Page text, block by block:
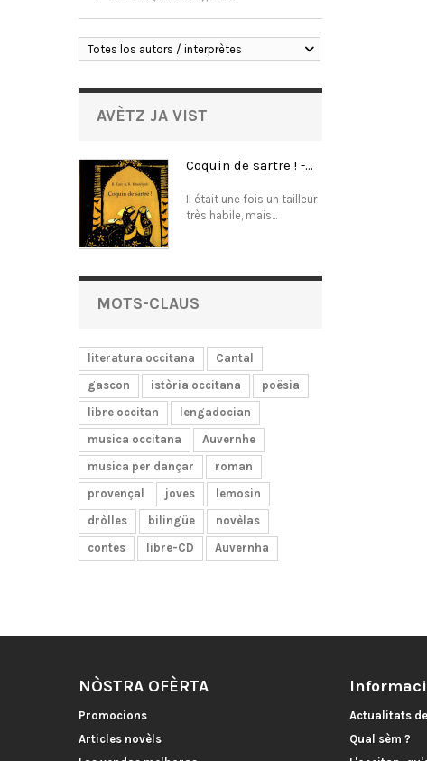
Totes los autors / interprètes
AVÈTZ JA VIST
Coquin de sartre ! -...
Il était une fois un tailleur
très habile, mais...
MOTS-CLAUS
literatura occitana
Cantal
gascon
istòria occitana
poësia
libre occitan
lengadocian
musica occitana
Auvernhe
musica per dançar
roman
provençal
joves
lemosin
dròlles
bilingüe
novèlas
contes
libre-CD Auvernha
NÒSTRA OFÈRTA
Promocions
Articles novèls
Actualitats
Qual sèm ?